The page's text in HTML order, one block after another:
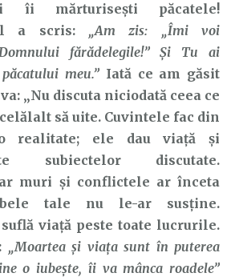
îi mărturisești păcatele!
a scris: „Am zis: „Îmi voi
fărădelegile!” Şi Tu ai
meu.” Iată ce am găsit
„Nu discuta niciodată ceea ce
să uite. Cuvintele fac din
realitate; ele dau viață și
subiectelor discutate.
muri și conflictele ar înceta
tale nu le-ar susține.
viață peste toate lucrurile.
„Moartea şi viaţa sunt în puterea
o iubeşte, îi va mânca roadele”